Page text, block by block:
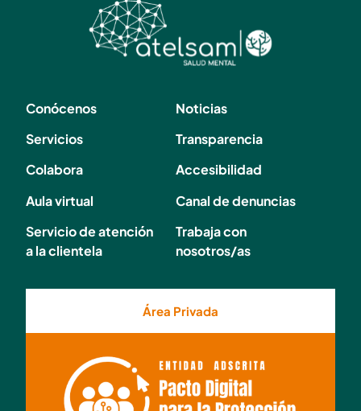
Conócenos
Servicios
Colabora
Aula virtual
Servicio de atención
a la clientela
Noticias
Transparencia
Accesibilidad
Canal de denuncias
Trabaja con
nosotros/as
Área Privada